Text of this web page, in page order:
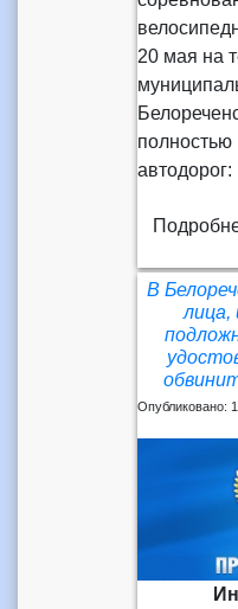
20 мая на
полностью
автодорог:
В
лица,
Опубликовано: